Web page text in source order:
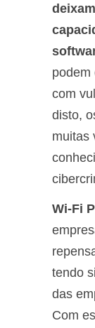
podem
com
disto,
muitas
Wi-Fi
tendo
das
Com